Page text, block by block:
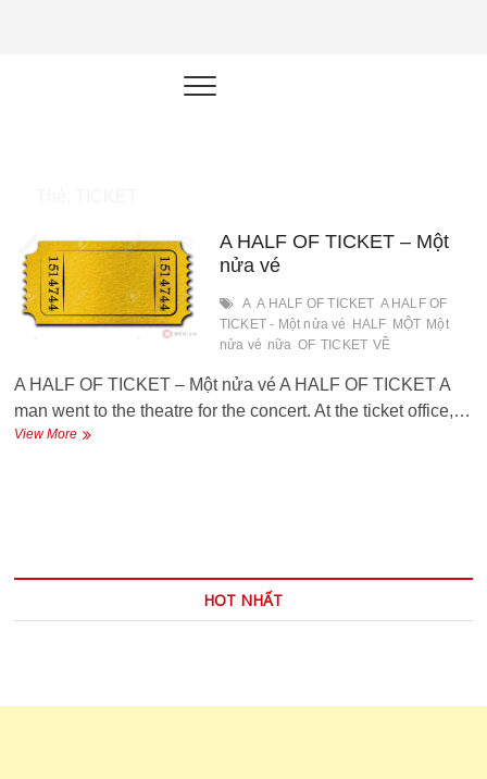
nhân trong
thời đại AI
A HALF OF TICKET – Một
nửa vé
A A HALF OF TICKET A HALF OF
TICKET - Một nửa vé
HALF MỘT Một
nửa vé nữa OF TICKET VỀ
A HALF OF TICKET – Một nửa vé A HALF OF TICKET A
man went to the theatre for the concert. At the ticket office,…
View MoreA
HOT NHẤT